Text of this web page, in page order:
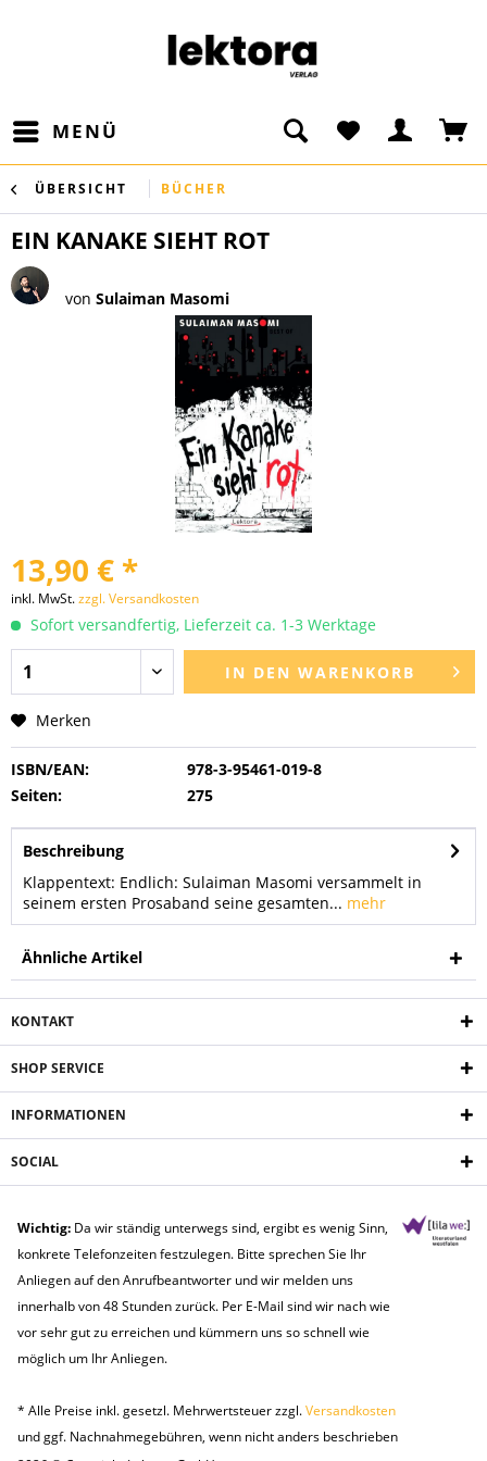
MENÜ
ÜBERSICHT BÜCHER
EIN KANAKE SIEHT ROT
von Sulaiman Masomi
13,90 € *
inkl. MwSt.zzgl. Versandkosten
Sofort versandfertig, Lieferzeit ca. 1-3 Werktage
IN DEN WARENKORB
Merken
ISBN/EAN:
978-3-95461-019-8
Seiten:
275
Beschreibung
Klappentext: Endlich: Sulaiman Masomi versammelt in
seinem ersten Prosaband seine gesamten... mehr
Ähnliche Artikel
KONTAKT
SHOP SERVICE
INFORMATIONEN
SOCIAL
Wichtig: Da wir ständig unterwegs sind, ergibt es wenig Sinn,
konkrete Telefonzeiten festzulegen. Bitte sprechen Sie Ihr
Anliegen auf den Anrufbeantworter und wir melden uns
innerhalb von 48 Stunden zurück. Per E-Mail sind wir nach wie
vor sehr gut zu erreichen und kümmern uns so schnell wie
möglich um Ihr Anliegen.
* Alle Preise inkl. gesetzl. Mehrwertsteuer zzgl.Versandkosten
und ggf. Nachnahmegebühren, wenn nicht anders beschrieben